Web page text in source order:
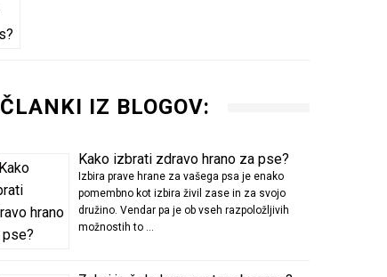
ČLANKI IZ BLOGOV:
Kako izbrati zdravo hrano za pse?
Izbira prave hrane za vašega psa je enako
pomembno kot izbira živil zase in za svojo
družino. Vendar pa je ob vseh razpoložljivih
možnostih to …